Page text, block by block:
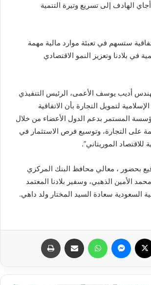
الهادف إلى تسريع وتيرة التنمية
ستسهم في تعبئة موارد مالية مهمة
في بلادنا وتعزيز النمو الاقتصادي
أديب يوسف الأعمى، الرئيس التنفيذي
لتمويل التجارة بأن الاتفاقية
المستمر بدعم الدول الأعضاء من خلال
على التجارة، وتوسيع فرص الاستثمار في
للاقتصاد الموريتاني”.
بحضور ، معالي محافظ البنك المركزي
الأمين الذهبي، وسفير بلادنا المعتمد
السعودية سعادة السيد المختار ولد داهي.
ماسنجر واتساب مشاركة عبر البريد